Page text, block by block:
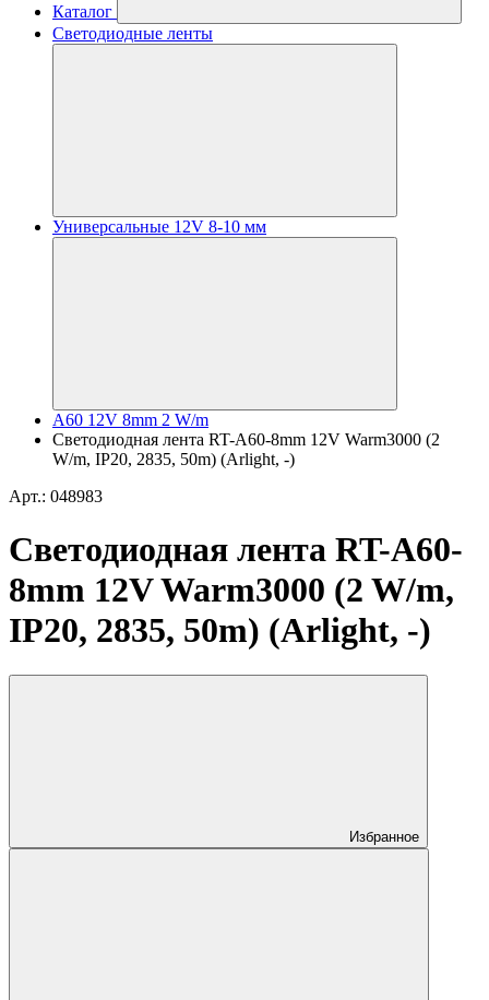
Каталог
Светодиодные ленты
Универсальные 12V 8-10 мм
A60 12V 8mm 2 W/m
Светодиодная лента RT-A60-8mm 12V Warm3000 (2
W/m, IP20, 2835, 50m) (Arlight, -)
Арт.: 048983
Светодиодная лента RT-A60-
8mm 12V Warm3000 (2 W/m,
IP20, 2835, 50m) (Arlight, -)
Избранное